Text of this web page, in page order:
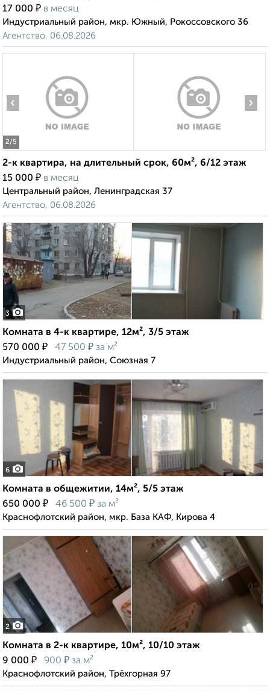
17 000 ₽ в месяц
Индустриальный район, мкр. Южный, Рокоссовского 36
Агентство, 06.08.2026
2/5
‹ ›
2-к квартира, на длительный срок, 60м², 6/12 этаж
15 000 ₽ в месяц
Центральный район, Ленинградская 37
Агентство, 06.08.2026
3
Комната в 4-к квартире, 12м², 3/5 этаж
570 000 ₽ 47 500 ₽ за м²
Индустриальный район, Союзная 7
6
Комната в общежитии, 14м², 5/5 этаж
650 000 ₽ 46 500 ₽ за м²
Краснофлотский район, мкр. База КАФ, Кирова 4
2
Комната в 2-к квартире, 10м², 10/10 этаж
9 000 ₽ 900 ₽ за м²
Краснофлотский район, Трёхгорная 97